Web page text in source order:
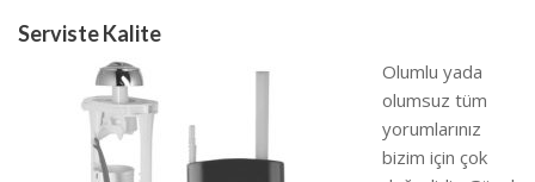
Serviste Kalite
Olumlu yada
olumsuz tüm
yorumlarınız
bizim için çok